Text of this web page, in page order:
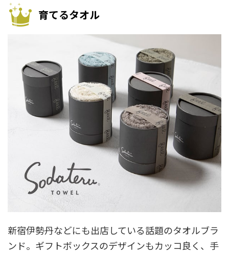
育てるタオル
新宿伊勢丹などにも出店している話題のタオルブラ
ンド。ギフトボックスのデザインもカッコ良く、手